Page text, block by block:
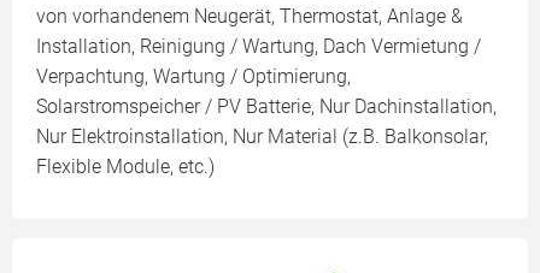
von vorhandenem Neugerät, Thermostat, Anlage &
Installation, Reinigung / Wartung, Dach Vermietung /
Verpachtung, Wartung / Optimierung,
Solarstromspeicher / PV Batterie, Nur Dachinstallation,
Nur Elektroinstallation, Nur Material (z.B. Balkonsolar,
Flexible Module, etc.)